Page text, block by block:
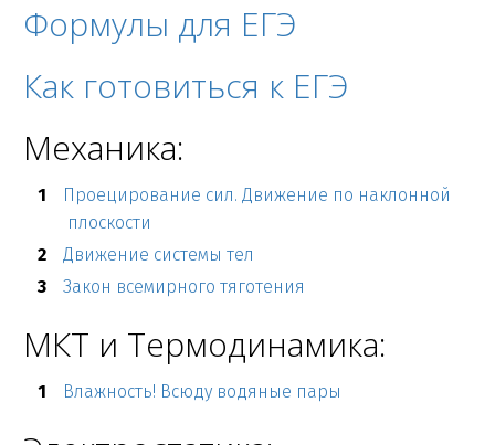
Формулы для ЕГЭ
Как готовиться к ЕГЭ
Механика:
Проецирование сил. Движение по наклонной
плоскости
Движение системы тел
Закон всемирного тяготения
МКТ и Термодинамика:
Влажность! Всюду водяные пары